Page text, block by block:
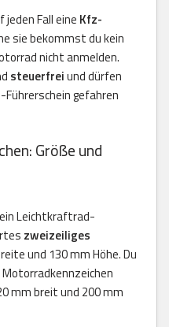
jeden Fall eine Kfz-
sie bekommst du kein
nicht anmelden.
steuerfreiund dürfen
Führerschein gefahren
Größe und
Leichtkraftrad-
zweizeiliges
und 130 mm Höhe. Du
mm breit und 200 mm